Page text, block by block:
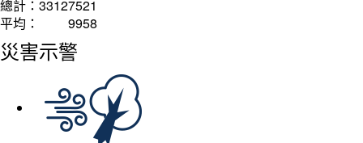
總計： 33127521
平均：
9958
災害示警